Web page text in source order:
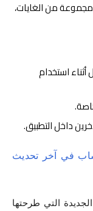
من الغايات،
استخدام
داخل التطبيق.
في آخر تحديث
التي طرحتها